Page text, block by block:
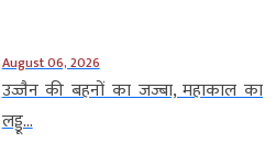
August 06, 2026
उज्जैन की बहनों का जज्बा, महाकाल का
लड्डू...